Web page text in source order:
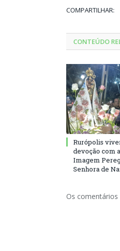
COMPARTILHAR:
CONTEÚDO
Rurópolis
devoção com
Imagem
Senhora de
Os